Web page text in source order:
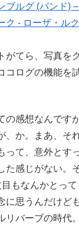
ブルグ (バンド)
てら、写真を
コログの機能を
感想なんです
、か。まあ、そ
って、意外とす
た感じがない。
もなんかとっ
に思うんだけども
バーブの時代